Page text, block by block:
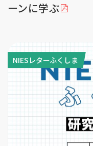
ーンに学ぶ
NIESレターふくしま